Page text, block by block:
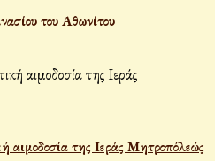
του Αθωνίτου
αιμοδοσία της Ιεράς Μητροπόλεώς